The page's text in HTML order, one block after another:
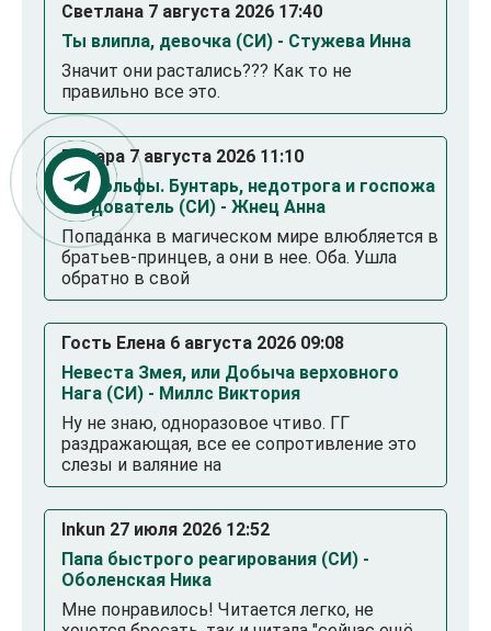
Светлана 7 августа 2026 17:40
Ты влипла, девочка (СИ) - Стужева Инна
Значит они растались??? Как то не
правильно все это.
Тамара 7 августа 2026 11:10
Мои эльфы. Бунтарь, недотрога и госпожа
следователь (СИ) - Жнец Анна
Попаданка в магическом мире влюбляется в
братьев-принцев, а они в нее. Оба. Ушла
обратно в свой
Гость Елена 6 августа 2026 09:08
Невеста Змея, или Добыча верховного
Нага (СИ) - Миллс Виктория
Ну не знаю, одноразовое чтиво. ГГ
раздражающая, все ее сопротивление это
слезы и валяние на
Inkun 27 июля 2026 12:52
Папа быстрого реагирования (СИ) -
Оболенская Ника
Мне понравилось! Читается легко, не